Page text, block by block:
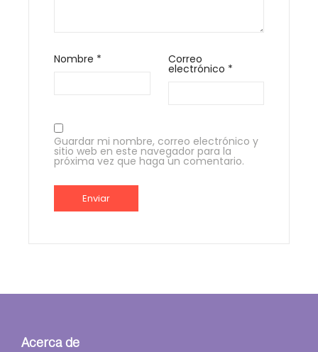
Nombre * Correo
electrónico *
Guardar mi nombre, correo electrónico y
sitio web en este navegador para la
próxima vez que haga un comentario.
Acerca de